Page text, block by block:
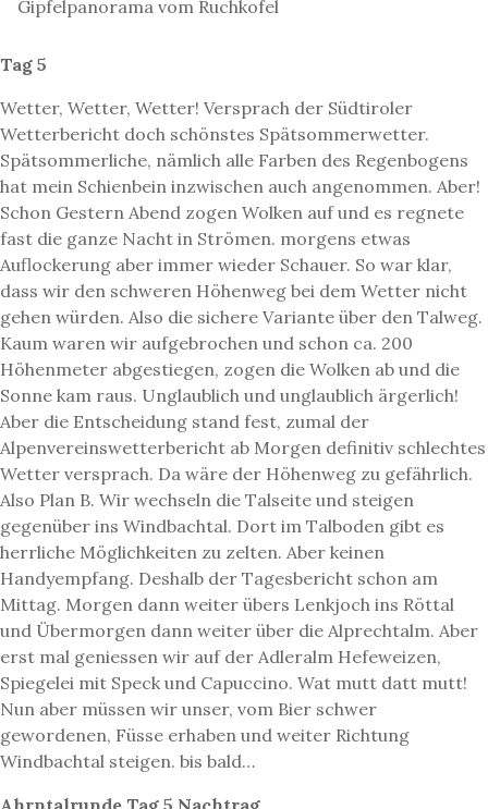
Gipfelpanorama vom Ruchkofel
Tag 5
Wetter, Wetter, Wetter! Versprach der Südtiroler
Wetterbericht doch schönstes Spätsommerwetter.
Spätsommerliche, nämlich alle Farben des Regenbogens
hat mein Schienbein inzwischen auch angenommen. Aber!
Schon Gestern Abend zogen Wolken auf und es regnete
fast die ganze Nacht in Strömen. morgens etwas
Auflockerung aber immer wieder Schauer. So war klar,
dass wir den schweren Höhenweg bei dem Wetter nicht
gehen würden. Also die sichere Variante über den Talweg.
Kaum waren wir aufgebrochen und schon ca. 200
Höhenmeter abgestiegen, zogen die Wolken ab und die
Sonne kam raus. Unglaublich und unglaublich ärgerlich!
Aber die Entscheidung stand fest, zumal der
Alpenvereinswetterbericht ab Morgen definitiv schlechtes
Wetter versprach. Da wäre der Höhenweg zu gefährlich.
Also Plan B. Wir wechseln die Talseite und steigen
gegenüber ins Windbachtal. Dort im Talboden gibt es
herrliche Möglichkeiten zu zelten. Aber keinen
Handyempfang. Deshalb der Tagesbericht schon am
Mittag. Morgen dann weiter übers Lenkjoch ins Röttal
und Übermorgen dann weiter über die Alprechtalm. Aber
erst mal geniessen wir auf der Adleralm Hefeweizen,
Spiegelei mit Speck und Capuccino. Wat mutt datt mutt!
Nun aber müssen wir unser, vom Bier schwer
gewordenen, Füsse erhaben und weiter Richtung
Windbachtal steigen. bis bald…
Ahrntalrunde Tag 5 Nachtrag